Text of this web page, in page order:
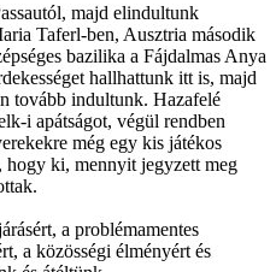
majd elindultunk
Taferl-ben, Ausztria második
bazilika a Fájdalmas Anya
hallhattunk itt is, majd
tovább indultunk. Hazafelé
i apátságot, végül rendben
még egy kis játékos
hogy ki, mennyit jegyzett meg
a problémamentes
a közösségi élményért és